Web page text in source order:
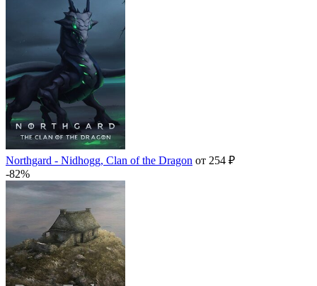
Northgard - Nidhogg, Clan of the Dragon от 254 ₽
-82%